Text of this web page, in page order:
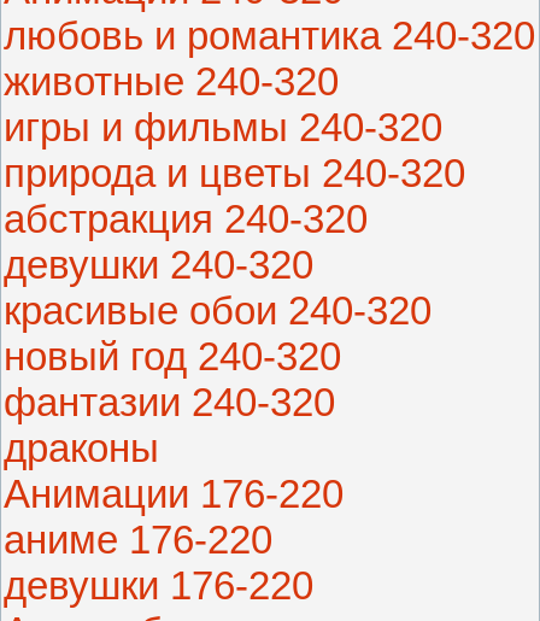
любовь и романтика 240-320
животные 240-320
игры и фильмы 240-320
природа и цветы 240-320
абстракция 240-320
девушки 240-320
красивые обои 240-320
новый год 240-320
фантазии 240-320
драконы
Анимации 176-220
аниме 176-220
девушки 176-220